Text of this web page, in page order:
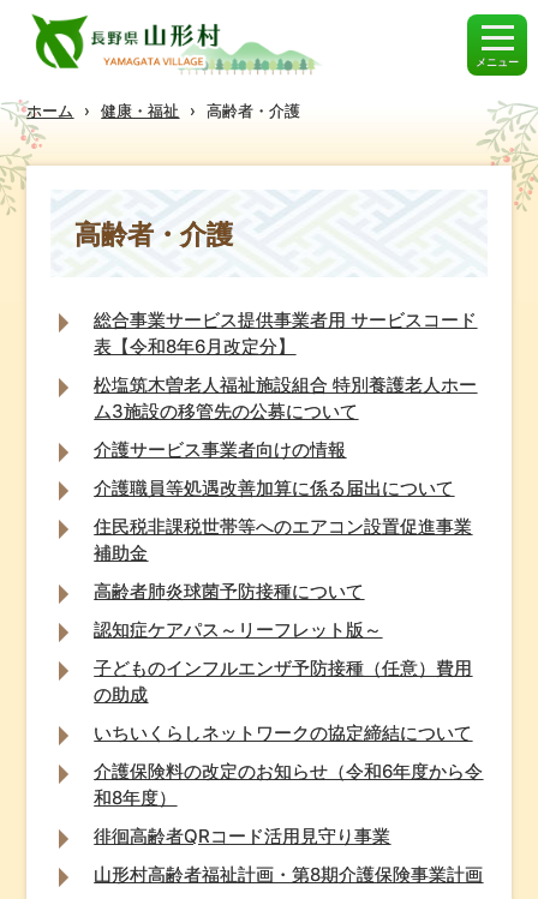
メニュー
ホーム › 健康・福祉 › 高齢者・介護
高齢者・介護
総合事業サービス提供事業者用 サービスコード
表【令和8年6月改定分】
松塩筑木曽老人福祉施設組合 特別養護老人ホー
ム3施設の移管先の公募について
介護サービス事業者向けの情報
介護職員等処遇改善加算に係る届出について
住民税非課税世帯等へのエアコン設置促進事業
補助金
高齢者肺炎球菌予防接種について
認知症ケアパス～リーフレット版～
子どものインフルエンザ予防接種（任意）費用
の助成
いちいくらしネットワークの協定締結について
介護保険料の改定のお知らせ（令和6年度から令
和8年度）
徘徊高齢者QRコード活用見守り事業
山形村高齢者福祉計画・第8期介護保険事業計画